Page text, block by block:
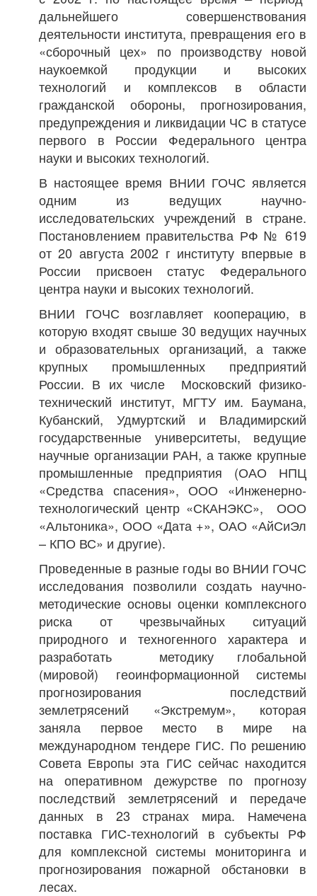
дальнейшего совершенствования
деятельности института, превращения его в
«сборочный цех» по производству новой
наукоемкой продукции и высоких
технологий и комплексов в области
гражданской обороны, прогнозирования,
предупреждения и ликвидации ЧС в статусе
первого в России Федерального центра
науки и высоких технологий.
В настоящее время ВНИИ ГОЧС является
одним из ведущих научно-
исследовательских учреждений в стране.
Постановлением правительства РФ № 619
от 20 августа 2002 г институту впервые в
России присвоен статус Федерального
центра науки и высоких технологий.
ВНИИ ГОЧС возглавляет кооперацию, в
которую входят свыше 30 ведущих научных
и образовательных организаций, а также
крупных промышленных предприятий
России. В их числе Московский физико-
технический институт, МГТУ им. Баумана,
Кубанский, Удмуртский и Владимирский
государственные университеты, ведущие
научные организации РАН, а также крупные
промышленные предприятия (ОАО НПЦ
«Средства спасения», ООО «Инженерно-
технологический центр «СКАНЭКС», ООО
«Альтоника», ООО «Дата +», ОАО «АйСиЭл
– КПО ВС» и другие).
Проведенные в разные годы во ВНИИ ГОЧС
исследования позволили создать научно-
методические основы оценки комплексного
риска от чрезвычайных ситуаций
природного и техногенного характера и
разработать методику глобальной
(мировой) геоинформационной системы
прогнозирования последствий
землетрясений «Экстремум», которая
заняла первое место в мире на
международном тендере ГИС. По решению
Совета Европы эта ГИС сейчас находится
на оперативном дежурстве по прогнозу
последствий землетрясений и передаче
данных в 23 странах мира. Намечена
поставка ГИС-технологий в субъекты РФ
для комплексной системы мониторинга и
прогнозирования пожарной обстановки в
лесах.